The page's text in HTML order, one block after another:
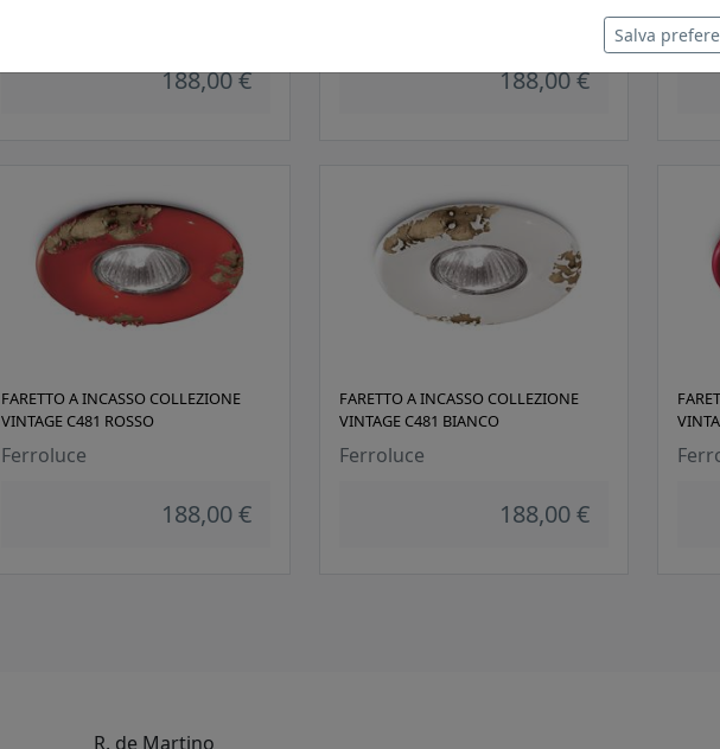
188,00 € 188,00 €
FARETTO A INCASSO COLLEZIONE
VINTAGE C481 ROSSO
Ferroluce
188,00 €
FARETTO A INCASSO COLLEZIONE
VINTAGE C481 BIANCO
Ferroluce
188,00 €
R. de Martino
Salva